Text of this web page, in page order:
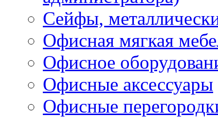
Сейфы,
Офисная мягкая
Офисное
Офисные аксессуары
Офисные